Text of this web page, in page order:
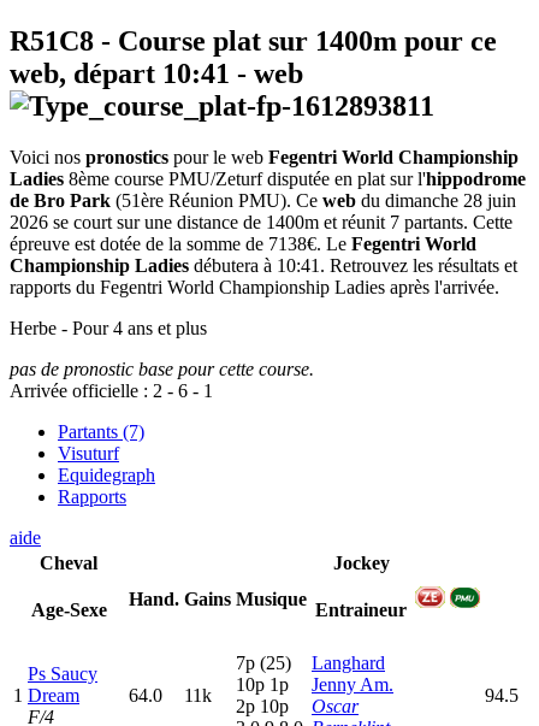
R51C8 - Course plat sur 1400m pour ce
web, départ 10:41 - web
Voici nos pronostics pour le web Fegentri World Championship
Ladies 8ème course PMU/Zeturf disputée en plat sur l'hippodrome
de Bro Park (51ère Réunion PMU). Ce web du dimanche 28 juin
2026 se court sur une distance de 1400m et réunit 7 partants. Cette
épreuve est dotée de la somme de 7138€. Le Fegentri World
Championship Ladies débutera à 10:41. Retrouvez les résultats et
rapports du Fegentri World Championship Ladies après l'arrivée.
Herbe - Pour 4 ans et plus
pas de pronostic base pour cette course.
Arrivée officielle : 2 - 6 - 1
Partants (7)
Visuturf
Equidegraph
Rapports
aide
Cheval
Age-Sexe
Hand. Gains Musique
Jockey
Entraineur
1
Ps Saucy
Dream
F/4
64.0 11k
7p (25)
10p 1p
2p 10p
Langhard
Jenny Am.
Oscar
94.5